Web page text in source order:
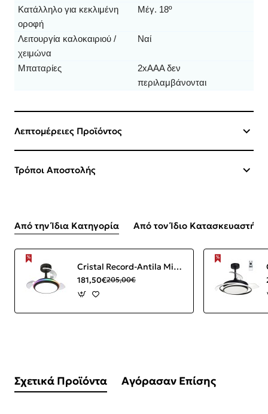
Κατάλληλο για κεκλιμένη
οροφή
Μέγ. 18º
Λειτουργία καλοκαιριού /
χειμώνα
Ναί
Μπαταρίες
2xAAA δεν
περιλαμβάνονται
Λεπτομέρειες Προϊόντος
Τρόποι Αποστολής
Από την Ίδια Κατηγορία Από τον Ίδιο Κατασκευαστή
Cristal Record-Antila Mini XS Ανεμιστήρας οροφής LED 40W Μαύρος ΚΩΔ.-85-094-22-180
181,50€205,00€
Σχετικά Προϊόντα Αγόρασαν Επίσης